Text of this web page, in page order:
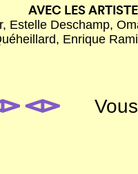
AVEC LES
Estelle Deschamp,
Enrique